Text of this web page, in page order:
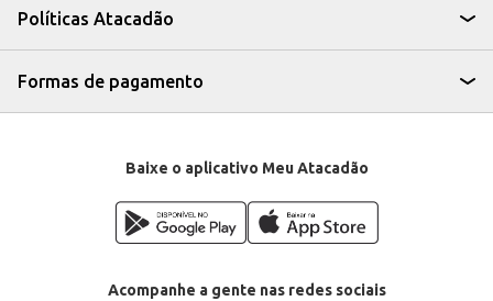
Políticas Atacadão
Formas de pagamento
Baixe o aplicativo Meu Atacadão
Acompanhe a gente nas redes sociais